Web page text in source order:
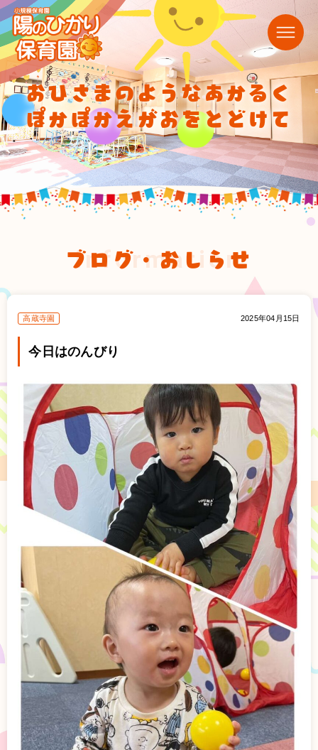
おひさまのようなあかるく
ぽかぽかえがおをとどけて
ブログ・おしらせ
information
高蔵寺園 2025年04月15日
今日はのんびり